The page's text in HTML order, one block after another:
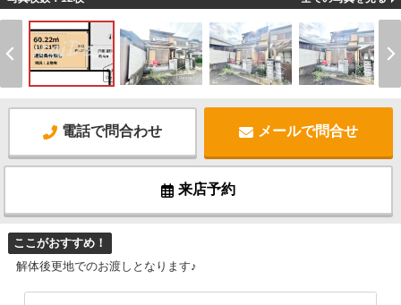
電話で問合わせ メールで問合せ
来店予約
ここがおすすめ！
解体後更地でのお渡しとなります♪